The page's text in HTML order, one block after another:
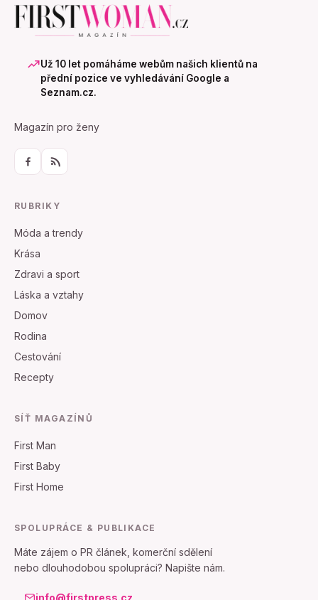
Už 10 let pomáháme webům našich klientů na
přední pozice ve vyhledávání Google a
Seznam.cz.
Magazín pro ženy
RUBRIKY
Móda a trendy
Krása
Zdravi a sport
Láska a vztahy
Domov
Rodina
Cestování
Recepty
SÍŤ MAGAZÍNŮ
First Man
First Baby
First Home
SPOLUPRÁCE & PUBLIKACE
Máte zájem o PR článek, komerční sdělení
nebo dlouhodobou spolupráci? Napište nám.
info@firstpress.cz